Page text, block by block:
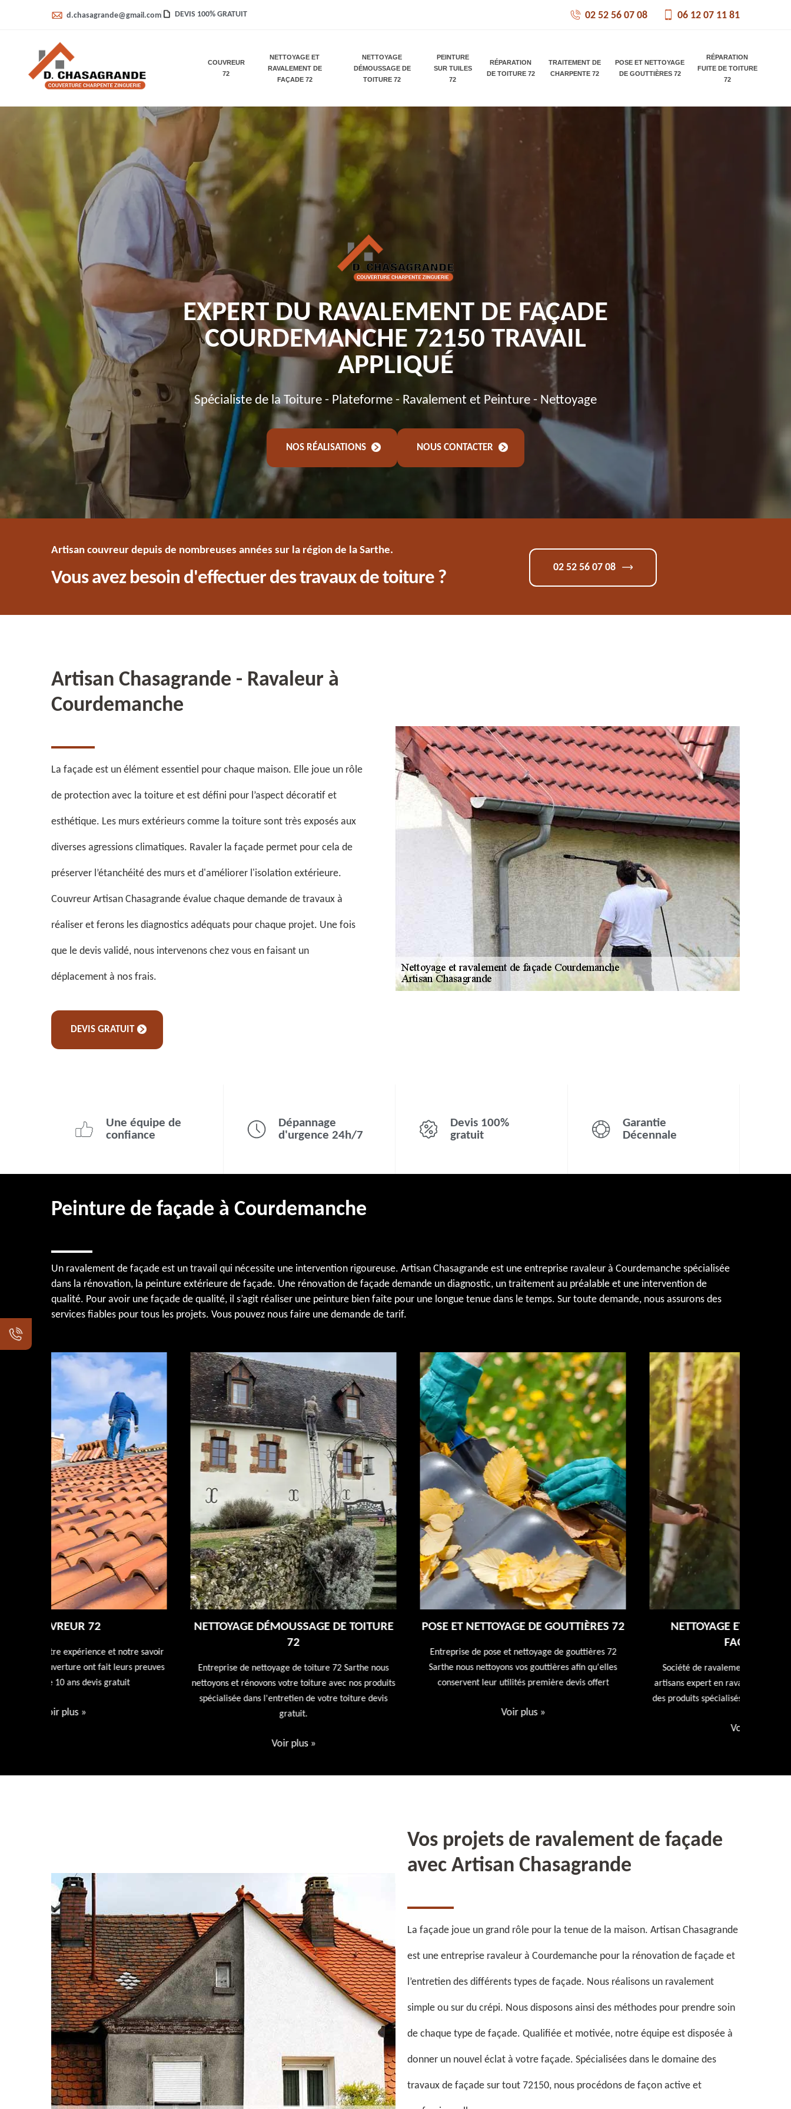
d.chasagrande@gmail.com DEVIS 100% GRATUIT 02 52 56 07 08 06 12 07 11 81
COUVREUR
72
NETTOYAGE ET
RAVALEMENT DE
FAÇADE 72
NETTOYAGE
DÉMOUSSAGE DE
TOITURE 72
PEINTURE
SUR TUILES
72
RÉPARATION
DE TOITURE 72
TRAITEMENT DE
CHARPENTE 72
POSE ET NETTOYAGE
DE GOUTTIÈRES 72
RÉPARATION
FUITE DE TOITURE
72
EXPERT DU RAVALEMENT DE FAÇADE
COURDEMANCHE 72150 TRAVAIL
APPLIQUÉ
Spécialiste de la Toiture - Plateforme - Ravalement et Peinture - Nettoyage
NOS RÉALISATIONS NOUS CONTACTER
Artisan couvreur depuis de nombreuses années sur la région de la Sarthe.
Vous avez besoin d'effectuer des travaux de toiture ?
02 52 56 07 08
Artisan Chasagrande - Ravaleur à
Courdemanche
La façade est un élément essentiel pour chaque maison. Elle joue un rôle
de protection avec la toiture et est défini pour l’aspect décoratif et
esthétique. Les murs extérieurs comme la toiture sont très exposés aux
diverses agressions climatiques. Ravaler la façade permet pour cela de
préserver l’étanchéité des murs et d'améliorer l'isolation extérieure.
Couvreur Artisan Chasagrande évalue chaque demande de travaux à
réaliser et ferons les diagnostics adéquats pour chaque projet. Une fois
que le devis validé, nous intervenons chez vous en faisant un
déplacement à nos frais.
DEVIS GRATUIT
Une équipe de
confiance
Dépannage
d'urgence 24h/7
Devis 100%
gratuit
Garantie
Décennale
Peinture de façade à Courdemanche
Un ravalement de façade est un travail qui nécessite une intervention rigoureuse. Artisan Chasagrande est une entreprise ravaleur à Courdemanche spécialisée
dans la rénovation, la peinture extérieure de façade. Une rénovation de façade demande un diagnostic, un traitement au préalable et une intervention de
qualité. Pour avoir une façade de qualité, il s’agit réaliser une peinture bien faite pour une longue tenue dans le temps. Sur toute demande, nous assurons des
services fiables pour tous les projets. Vous pouvez nous faire une demande de tarif.
NETTOYAGE DÉMOUSSAGE DE TOITURE
Entreprise de nettoyage de toiture 72 Sarthe nous
nettoyons et rénovons votre toiture avec nos produits
spécialisée dans l'entretien de votre toiture devis
POSE ET NETTOYAGE DE GOUTTIÈRES 72
Entreprise de pose et nettoyage de gouttières 72
Sarthe nous nettoyons vos gouttières afin qu'elles
conservent leur utilités première devis offert
NETTOYAGE ET RAVALEMENT DE
Société de ravalement de façade 72 Sarthe nos
artisans expert en ravalement de façade utiliseront
des produits spécialisés. Devis et déplacement offert
Vos projets de ravalement de façade
avec Artisan Chasagrande
La façade joue un grand rôle pour la tenue de la maison. Artisan Chasagrande
est une entreprise ravaleur à Courdemanche pour la rénovation de façade et
l’entretien des différents types de façade. Nous réalisons un ravalement
simple ou sur du crépi. Nous disposons ainsi des méthodes pour prendre soin
de chaque type de façade. Qualifiée et motivée, notre équipe est disposée à
donner un nouvel éclat à votre façade. Spécialisées dans le domaine des
travaux de façade sur tout 72150, nous procédons de façon active et